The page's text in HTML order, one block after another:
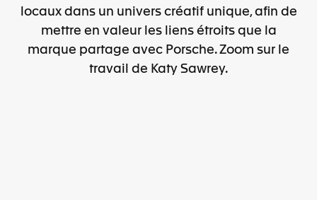
locaux dans un univers créatif unique, afin de
mettre en valeur les liens étroits que la
marque partage avec Porsche. Zoom sur le
travail de Katy Sawrey.